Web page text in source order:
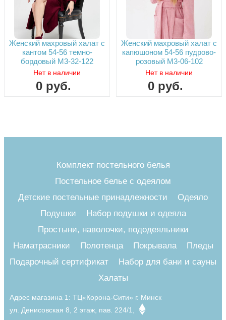
Женский махровый халат с
кантом 54-56 темно-
бордовый М3-32-122
Нет в наличии
0 руб.
Женский махровый халат с
капюшоном 54-56 пудрово-
розовый М3-06-102
Нет в наличии
0 руб.
Комплект постельного белья
Постельное белье с одеялом
Детские постельные принадлежности
Одеяло
Подушки
Набор подушки и одеяла
Простыни, наволочки, пододеяльники
Наматрасники
Полотенца Покрывала
Пледы
Подарочный сертификат
Набор для бани и сауны
Халаты
Адрес магазина 1: ТЦ«Корона-Сити» г. Минск
ул. Денисовская 8, 2 этаж, пав. 224/1,